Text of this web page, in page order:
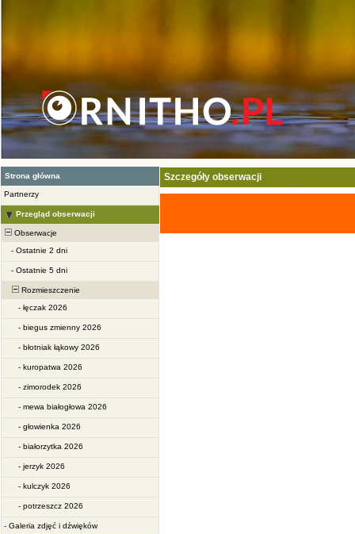
Strona główna
Partnerzy
Przegląd obserwacji
Obserwacje
- Ostatnie 2 dni
- Ostatnie 5 dni
Rozmieszczenie
- łęczak 2026
- biegus zmienny 2026
- błotniak łąkowy 2026
- kuropatwa 2026
- zimorodek 2026
- mewa białogłowa 2026
- głowienka 2026
- białorzytka 2026
- jerzyk 2026
- kulczyk 2026
- potrzeszcz 2026
- Galeria zdjęć i dźwięków
Szczegóły obserwacji